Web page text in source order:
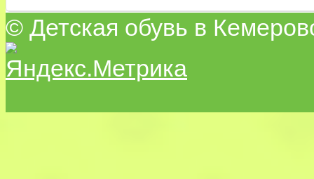
© Детская обувь в